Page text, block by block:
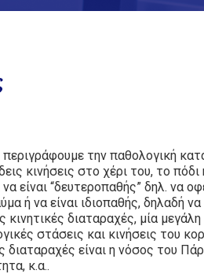
περιγράφουμε την παθολογική
κινήσεις στο χέρι του, το
είναι “δευτεροπαθής” δηλ. να
ή να είναι ιδιοπαθής, δηλαδή
κινητικές διαταραχές, μία
στάσεις και κινήσεις του
είναι η νόσος του
κ.α..